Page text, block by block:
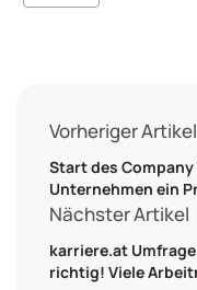
Vorheriger Artikel
Start des
Unternehmen ein
Nächster Artikel
karriere.at
richtig! Viele